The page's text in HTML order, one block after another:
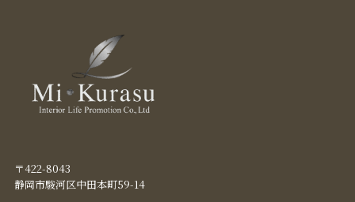
〒422-8043
静岡市駿河区中田本町59-14